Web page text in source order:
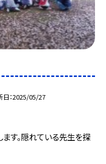
日 2025/05/27
す。隠れている先生を探